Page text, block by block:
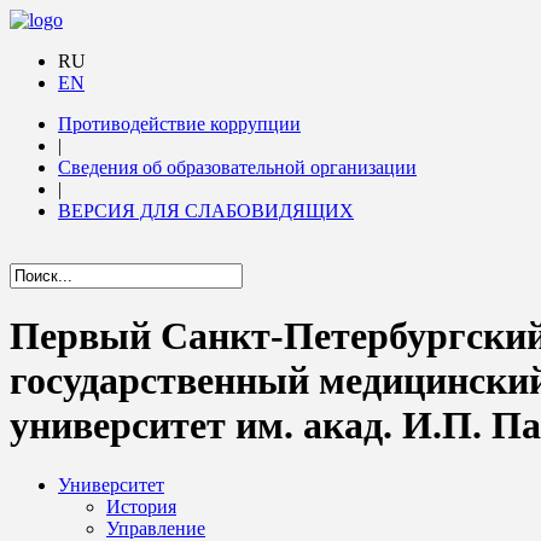
RU
EN
Противодействие коррупции
|
Сведения об образовательной организации
|
ВЕРСИЯ ДЛЯ СЛАБОВИДЯЩИХ
Первый Санкт-
государственный
университет им. акад. И.П.
Университет
История
Управление